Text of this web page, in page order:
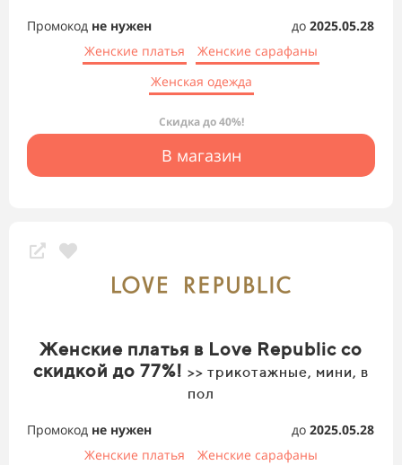
Промокод не нужен до 2025.05.28
Женские платья
Женские сарафаны
Женская одежда
Скидка до 40%!
В магазин
Женские платья в Love Republic со
скидкой до 77%! >> трикотажные, мини, в
пол
Промокод не нужен до 2025.05.28
Женские платья
Женские сарафаны